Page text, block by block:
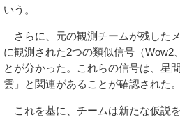
いう。
さらに、元の観測チームが残した
に観測された2つの類似信号（Wow2
とが分かった。これらの信号は、星
雲」と関連があることが確認された。
これを基に、チームは新たな仮説を